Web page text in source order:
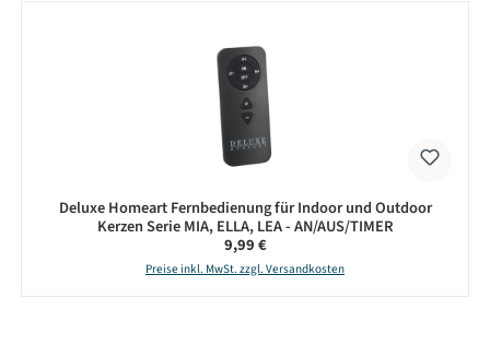
Deluxe Homeart Fernbedienung für Indoor und Outdoor
Kerzen Serie MIA, ELLA, LEA - AN/AUS/TIMER
Regulärer Preis:
9,99 €
Preise inkl. MwSt. zzgl. Versandkosten